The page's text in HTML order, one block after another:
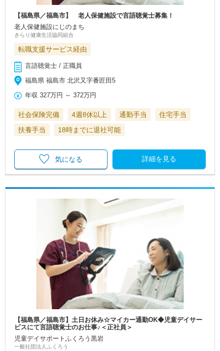
【福島県／福島市】 老人保健施設で言語聴覚士募集！
老人保健施設にじのまち
きらり健康生活協同組合
転職支援サービス経由
言語聴覚士 / 正職員
福島県 福島市 北沢又字番匠田5
年収 327万円 ～372万円
社会保険完備 4週8休以上 通勤手当
住宅手当
扶養手当
18時までに退社可能
詳細を見る
気になる
【福島県／福島市】土日お休み☆マイカー通勤OK◆児童デイサー
ビスにて言語聴覚士のお仕事♪＜正社員＞
児童デイサポートふくろう黒岩
一般社団法人ふくろう